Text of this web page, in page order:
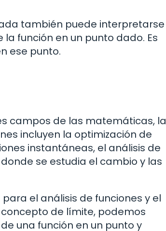
también puede interpretarse
función en un punto dado. Es
ese punto.
campos de las matemáticas, la
incluyen la optimización de
instantáneas, el análisis de
se estudia el cambio y las
el análisis de funciones y el
de límite, podemos
una función en un punto y